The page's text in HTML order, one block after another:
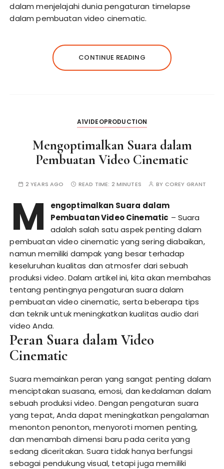
dalam menjelajahi dunia pengaturan timelapse
dalam pembuatan video cinematic.
CONTINUE READING
A1VIDEOPRODUCTION
Mengoptimalkan Suara dalam
Pembuatan Video Cinematic
2 YEARS AGO READ TIME: 2 MINUTES BY COREY GRANT
M
engoptimalkan Suara dalam
Pembuatan Video Cinematic – Suara
adalah salah satu aspek penting dalam
pembuatan video cinematic yang sering diabaikan,
namun memiliki dampak yang besar terhadap
keseluruhan kualitas dan atmosfer dari sebuah
produksi video. Dalam artikel ini, kita akan membahas
tentang pentingnya pengaturan suara dalam
pembuatan video cinematic, serta beberapa tips
dan teknik untuk meningkatkan kualitas audio dari
video Anda.
Peran Suara dalam Video
Cinematic
Suara memainkan peran yang sangat penting dalam
menciptakan suasana, emosi, dan kedalaman dalam
sebuah produksi video. Dengan pengaturan suara
yang tepat, Anda dapat meningkatkan pengalaman
menonton penonton, menyoroti momen penting,
dan menambah dimensi baru pada cerita yang
sedang diceritakan. Suara tidak hanya berfungsi
sebagai pendukung visual, tetapi juga memiliki